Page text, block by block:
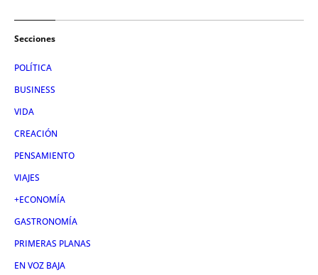
Secciones
POLÍTICA
BUSINESS
VIDA
CREACIÓN
PENSAMIENTO
VIAJES
+ECONOMÍA
GASTRONOMÍA
PRIMERAS PLANAS
EN VOZ BAJA